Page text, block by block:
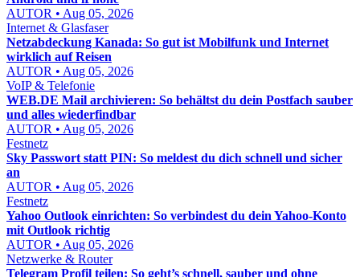
AUTOR • Aug 05, 2026
Internet & Glasfaser
Netzabdeckung Kanada: So gut ist Mobilfunk und Internet
wirklich auf Reisen
AUTOR • Aug 05, 2026
VoIP & Telefonie
WEB.DE Mail archivieren: So behältst du dein Postfach sauber
und alles wiederfindbar
AUTOR • Aug 05, 2026
Festnetz
Sky Passwort statt PIN: So meldest du dich schnell und sicher
an
AUTOR • Aug 05, 2026
Festnetz
Yahoo Outlook einrichten: So verbindest du dein Yahoo-Konto
mit Outlook richtig
AUTOR • Aug 05, 2026
Netzwerke & Router
Telegram Profil teilen: So geht’s schnell, sauber und ohne